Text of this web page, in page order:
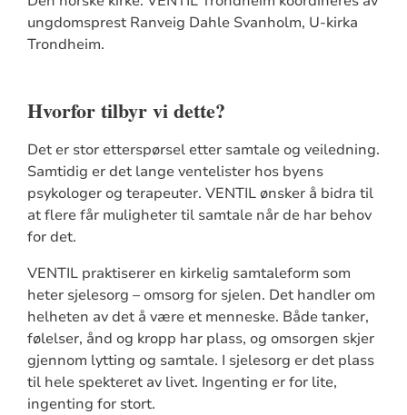
ungdomsprest Ranveig Dahle Svanholm, U-kirka
Trondheim.
Hvorfor tilbyr vi dette?
Det er stor etterspørsel etter samtale og veiledning.
Samtidig er det lange ventelister hos byens
psykologer og terapeuter. VENTIL ønsker å bidra til
at flere får muligheter til samtale når de har behov
for det.
VENTIL praktiserer en kirkelig samtaleform som
heter sjelesorg – omsorg for sjelen. Det handler om
helheten av det å være et menneske. Både tanker,
følelser, ånd og kropp har plass, og omsorgen skjer
gjennom lytting og samtale. I sjelesorg er det plass
til hele spekteret av livet. Ingenting er for lite,
ingenting for stort.